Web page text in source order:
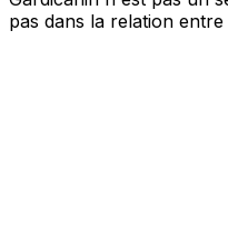
pas dans la relation entre